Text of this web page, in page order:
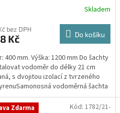
Skladem
bez DPH
Kč Do košíku
400 mm. Výška: 1200 mm Do šachty
vodoměr do délky 21 cm
s dvojitou izolací z tvrzeného
vodoměrná šachta
...
Zdarma Kód: 1782/21-